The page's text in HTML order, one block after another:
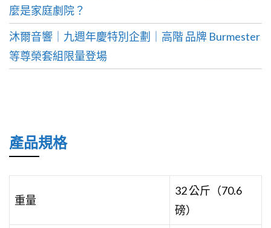
麼是家庭劇院？
沐爾音響｜九週年慶特別企劃｜高階 品牌 Burmester
等尊榮套組限量登場
產品規格
重量
32 公斤（70.6
磅）